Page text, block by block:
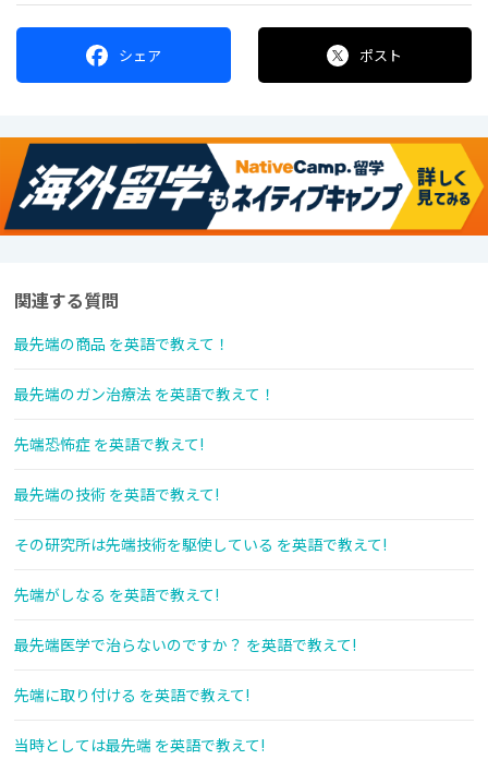
シェア ポスト
関連する質問
最先端の商品 を英語で教えて！
最先端のガン治療法 を英語で教えて！
先端恐怖症 を英語で教えて!
最先端の技術 を英語で教えて!
その研究所は先端技術を駆使している を英語で教えて!
先端がしなる を英語で教えて!
最先端医学で治らないのですか？ を英語で教えて!
先端に取り付ける を英語で教えて!
当時としては最先端 を英語で教えて!